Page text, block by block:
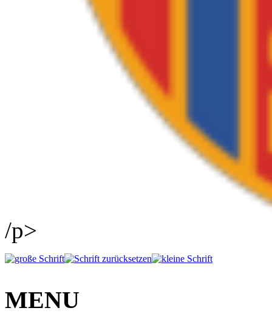
/p>
MENU